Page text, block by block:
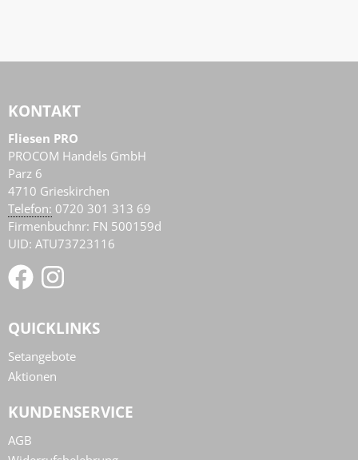
KONTAKT
Fliesen PRO
PROCOM Handels GmbH
Parz 6
4710 Grieskirchen
AT
Telefon: 0720 301 313 69
Firmenbuchnr: FN 500159d
UID: ATU73723116
QUICKLINKS
Setangebote
Aktionen
KUNDENSERVICE
AGB